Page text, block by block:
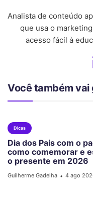
Analista de conteúdo
que usa o
acesso fácil à
Você também vai
Dicas
Dia dos Pais com o
como comemorar e
o presente em 2026
Guilherme Gadelha • 4 ago